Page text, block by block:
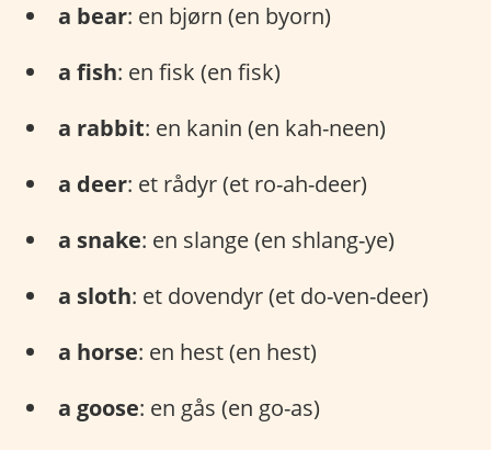
a bear: en bjørn (en byorn)
a fish: en fisk (en fisk)
a rabbit: en kanin (en kah-neen)
a deer: et rådyr (et ro-ah-deer)
a snake: en slange (en shlang-ye)
a sloth: et dovendyr (et do-ven-deer)
a horse: en hest (en hest)
a goose: en gås (en go-as)